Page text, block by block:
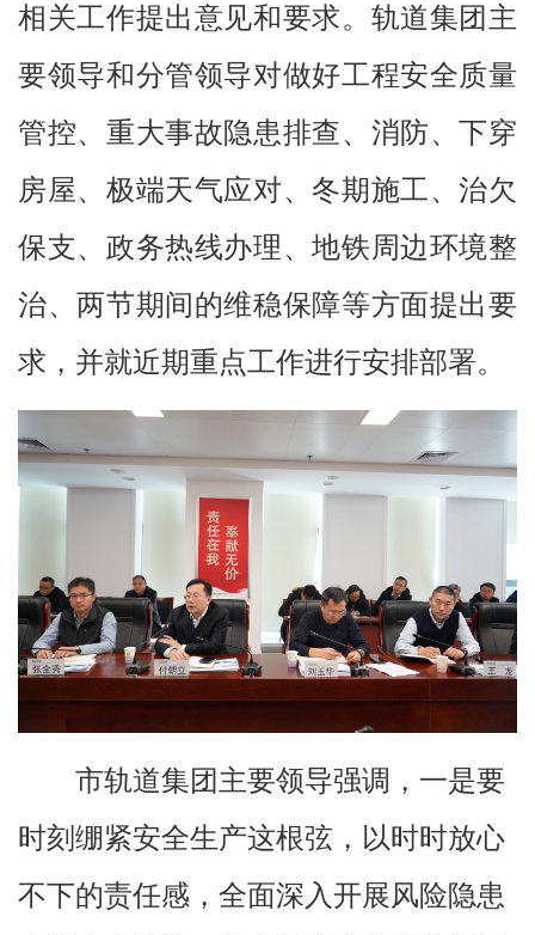
相关工作提出意见和要求。轨道集团主
要领导和分管领导对做好工程安全质量
管控、重大事故隐患排查、消防、下穿
房屋、极端天气应对、冬期施工、治欠
保支、政务热线办理、地铁周边环境整
治、两节期间的维稳保障等方面提出要
求，并就近期重点工作进行安排部署。
市轨道集团主要领导强调，一是要
时刻绷紧安全生产这根弦，以时时放心
不下的责任感，全面深入开展风险隐患